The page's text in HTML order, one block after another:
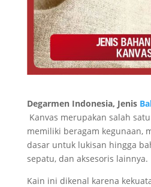
Degarmen Indonesia, Jenis
Kanvas merupakan salah
memiliki beragam kegunaan,
dasar untuk lukisan hingga
sepatu, dan aksesoris lainnya.
Kain ini dikenal karena